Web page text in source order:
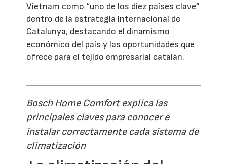
Vietnam como “uno de los diez países clave”
dentro de la estrategia internacional de
Catalunya, destacando el dinamismo
económico del país y las oportunidades que
ofrece para el tejido empresarial catalán.
Bosch Home Comfort explica las
principales claves para conocer e
instalar correctamente cada sistema de
climatización